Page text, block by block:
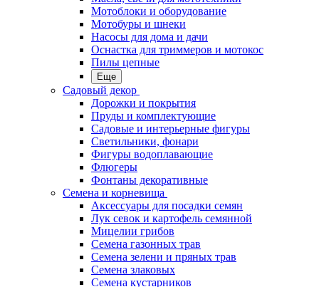
Мотоблоки и оборудование
Мотобуры и шнеки
Насосы для дома и дачи
Оснастка для триммеров и мотокос
Пилы цепные
Еще
Садовый декор
Дорожки и покрытия
Пруды и комплектующие
Садовые и интерьерные фигуры
Светильники, фонари
Фигуры водоплавающие
Флюгеры
Фонтаны декоративные
Семена и корневища
Аксессуары для посадки семян
Лук севок и картофель семянной
Мицелии грибов
Семена газонных трав
Семена зелени и пряных трав
Семена злаковых
Семена кустарников